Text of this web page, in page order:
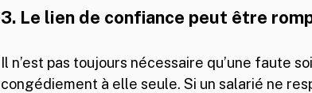
3. Le lien de confiance peut être
Il n’est pas toujours nécessaire qu’une faute
congédiement à elle seule. Si un salarié ne